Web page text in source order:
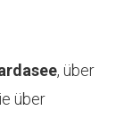
, über
über